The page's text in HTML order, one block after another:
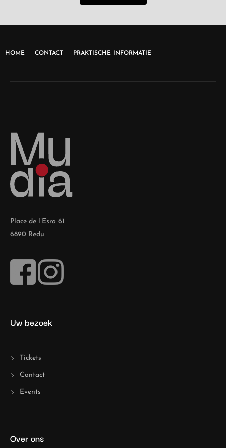
HOME CONTACT PRAKTISCHE INFORMATIE
Place de l’Esro 61
6890 Redu
Uw bezoek
Tickets
Contact
Events
Over ons